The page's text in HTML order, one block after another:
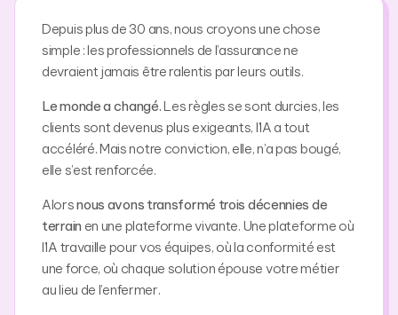
Depuis plus de 30 ans, nous croyons une chose
simple : les professionnels de l’assurance ne
devraient jamais être ralentis par leurs outils.
Le monde a changé.Les règles se sont durcies, les
clients sont devenus plus exigeants, l’IA a tout
accéléré. Mais notre conviction, elle, n’a pas bougé,
elle s’est renforcée.
Alorsnous avons transformé trois décennies de
terrain en une plateforme vivante. Une plateforme où
l’IA travaille pour vos équipes, où la conformité est
une force, où chaque solution épouse votre métier
au lieu de l’enfermer.